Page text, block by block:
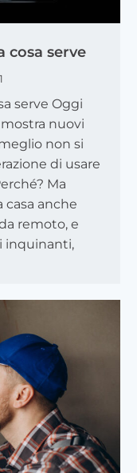
cosa serve
serve Oggi
nuovi
non si
di usare
Ma
casa anche
remoto, e
inquinanti,